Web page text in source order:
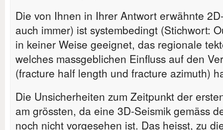
Die von Ihnen in Ihrer Antwort erwähnte
auch immer) ist systembedingt (Stichwort:
in keiner Weise geeignet, das regionale
welches massgeblichen Einfluss auf den
(fracture half length und fracture azimuth)
Die Unsicherheiten zum Zeitpunkt der
am grössten, da eine 3D-Seismik gemäss
noch nicht vorgesehen ist. Das heisst, zu